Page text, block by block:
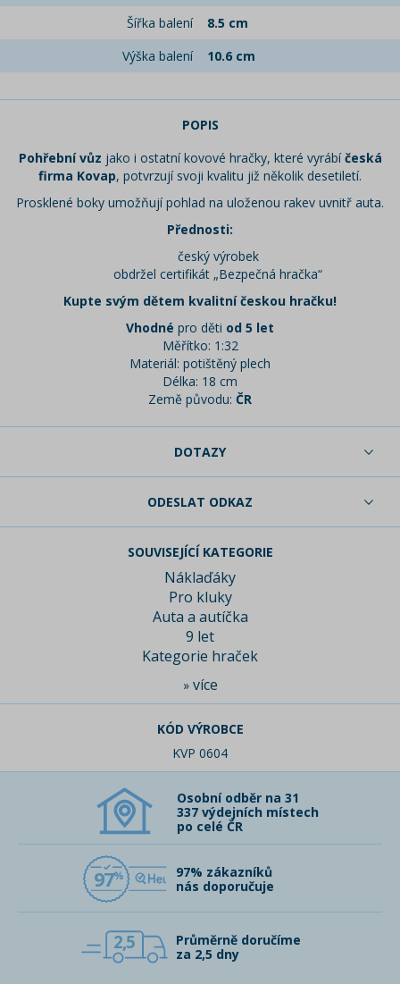
Šířka balení
8.5 cm
Výška balení
10.6 cm
POPIS
Pohřební vůz jako i ostatní kovové hračky, které vyrábíčeská
firma Kovap, potvrzují svoji kvalitu již několik desetiletí.
Prosklené boky umožňují pohlad na uloženou rakev uvnitř auta.
Přednosti:
český výrobek
obdržel certifikát „Bezpečná hračka“
Kupte svým dětem kvalitní českou hračku!
Vhodné pro děti od 5 let
Měřítko: 1:32
Materiál: potištěný plech
Délka: 18 cm
Země původu: ČR
DOTAZY
ODESLAT ODKAZ
SOUVISEJÍCÍ KATEGORIE
Náklaďáky
Pro kluky
Auta a autíčka
9 let
Kategorie hraček
» více
KÓD VÝROBCE
KVP 0604
Osobní odběr na 31
337 výdejních místech
po celé ČR
97
97% zákazníků
nás doporučuje
2,5
Průměrně doručíme
za 2,5 dny